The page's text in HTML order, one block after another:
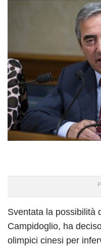
Sventata la possibilità
Campidoglio, ha
olimpici cinesi per